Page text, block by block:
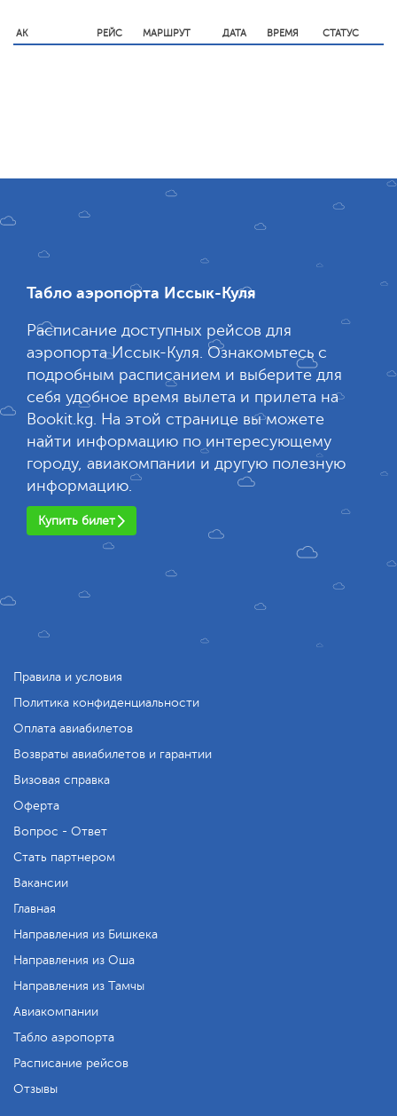
АК РЕЙС МАРШРУТ ДАТА ВРЕМЯ СТАТУС
Табло аэропорта Иссык-Куля
Расписание доступных рейсов для
аэропорта Иссык-Куля. Ознакомьтесь с
подробным расписанием и выберите для
себя удобное время вылета и прилета на
Bookit.kg. На этой странице вы можете
найти информацию по интересующему
городу, авиакомпании и другую полезную
информацию.
Купить билет
Правила и условия
Политика конфиденциальности
Оплата авиабилетов
Возвраты авиабилетов и гарантии
Визовая справка
Оферта
Вопрос - Ответ
Стать партнером
Вакансии
Главная
Направления из Бишкека
Направления из Оша
Направления из Тамчы
Авиакомпании
Табло аэропорта
Расписание рейсов
Отзывы